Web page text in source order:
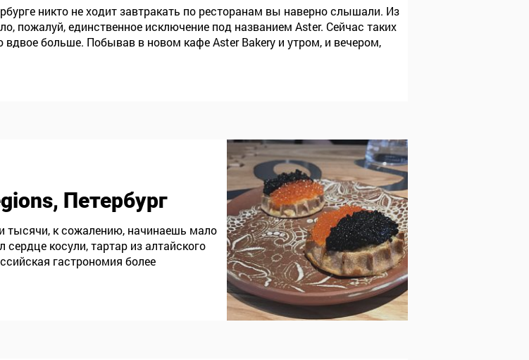
никто не ходит завтракать по ресторанам вы наверно слышали. Из
пожалуй, единственное исключение под названием Aster. Сейчас таких
вдвое больше. Побывав в новом кафе Aster Bakery и утром, и вечером,
Петербург
тысячи, к сожалению, начинаешь мало
косули, тартар из алтайского
гастрономия более